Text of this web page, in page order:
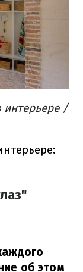
интерьере /
об этом